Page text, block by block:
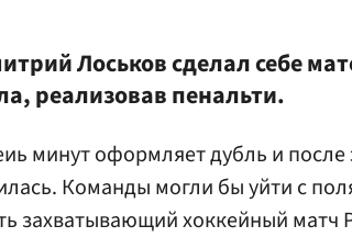
Лоськов сделал себе
реализовав пенальти.
минут оформляет дубль и после
Команды могли бы уйти с
захватывающий хоккейный матч